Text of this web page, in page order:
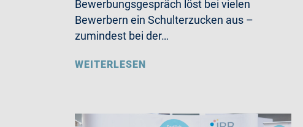
Bewerbungsgespräch löst bei vielen
Bewerbern ein Schulterzucken aus –
zumindest bei der…
WEITERLESEN